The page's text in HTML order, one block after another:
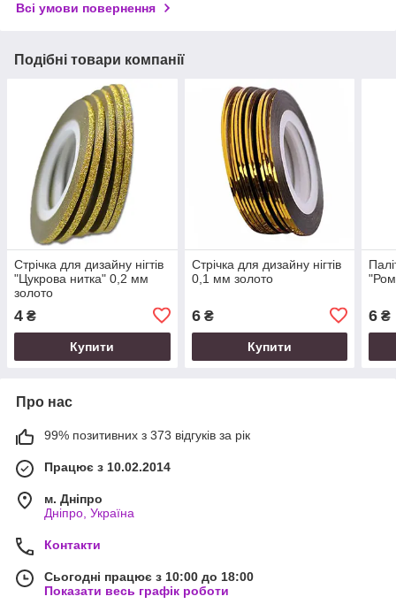
Всі умови повернення
Подібні товари компанії
Стрічка для дизайну нігтів
"Цукрова нитка" 0,2 мм
золото
4 ₴
Купити
Стрічка для дизайну нігтів
0,1 мм золото
6₴
Купити
6 ₴
Про нас
99% позитивних з 373 відгуків за рік
Працює з 10.02.2014
м. Дніпро
Дніпро, Україна
Контакти
Сьогодні працює з 10:00 до 18:00
Показати весь графік роботи